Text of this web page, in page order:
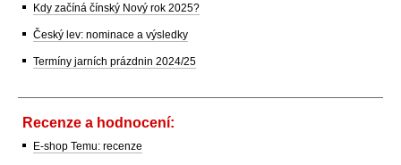
Kdy začíná čínský Nový rok 2025?
Český lev: nominace a výsledky
Termíny jarních prázdnin 2024/25
Recenze a hodnocení:
E-shop Temu: recenze